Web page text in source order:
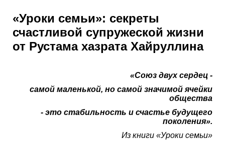
«Уроки семьи»: секреты
счастливой супружеской жизни
от Рустама хазрата Хайруллина
«Союз двух сердец -
самой маленькой, но самой значимой ячейки
общества
- это стабильность и счастье будущего
поколения».
Из книги «Уроки семьи»